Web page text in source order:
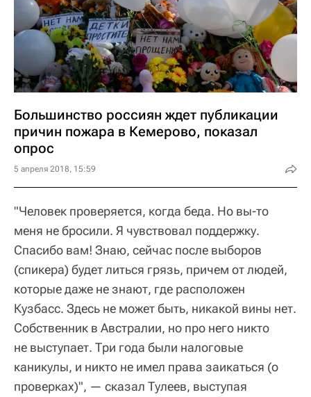
Большинство россиян ждет публикации
причин пожара в Кемерово, показал
опрос
5 апреля 2018, 15:59
"Человек проверяется, когда беда. Но вы-то
меня не бросили. Я чувствовал поддержку.
Спасибо вам! Знаю, сейчас после выборов
(спикера) будет литься грязь, причем от людей,
которые даже не знают, где расположен
Кузбасс. Здесь не может быть, никакой вины нет.
Собственник в Австралии, но про него никто
не выступает. Три года были налоговые
каникулы, и никто не имел права заикаться (о
проверках)", — сказал Тулеев, выступая